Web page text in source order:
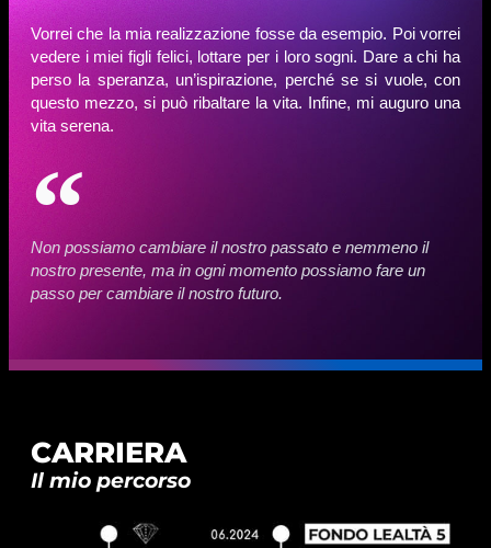
Vorrei che la mia realizzazione fosse da esempio. Poi vorrei
vedere i miei figli felici, lottare per i loro sogni. Dare a chi ha
perso la speranza, un’ispirazione, perché se si vuole, con
questo mezzo, si può ribaltare la vita. Infine, mi auguro una
vita serena.
Non possiamo cambiare il nostro passato e nemmeno il
nostro presente, ma in ogni momento possiamo fare un
passo per cambiare il nostro futuro.
CARRIERA
Il mio percorso